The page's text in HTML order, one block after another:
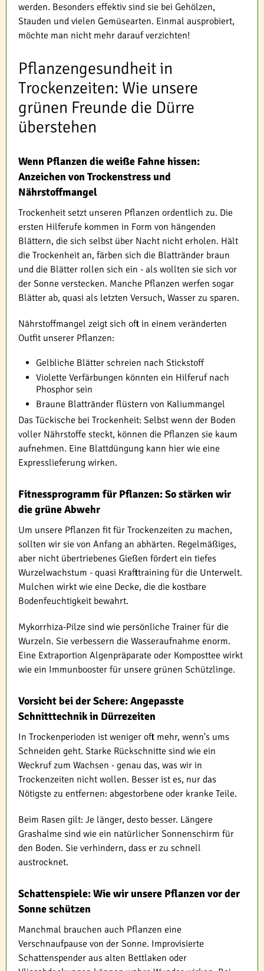
werden. Besonders effektiv sind sie bei Gehölzen,
Stauden und vielen Gemüsearten. Einmal ausprobiert,
möchte man nicht mehr darauf verzichten!
Pflanzengesundheit in
Trockenzeiten: Wie unsere
grünen Freunde die Dürre
überstehen
Wenn Pflanzen die weiße Fahne hissen:
Anzeichen von Trockenstress und
Nährstoffmangel
Trockenheit setzt unseren Pflanzen ordentlich zu. Die
ersten Hilferufe kommen in Form von hängenden
Blättern, die sich selbst über Nacht nicht erholen. Hält
die Trockenheit an, färben sich die Blattränder braun
und die Blätter rollen sich ein - als wollten sie sich vor
der Sonne verstecken. Manche Pflanzen werfen sogar
Blätter ab, quasi als letzten Versuch, Wasser zu sparen.
Nährstoffmangel zeigt sich oft in einem veränderten
Outfit unserer Pflanzen:
Gelbliche Blätter schreien nach Stickstoff
Violette Verfärbungen könnten ein Hilferuf nach
Phosphor sein
Braune Blattränder flüstern von Kaliummangel
Das Tückische bei Trockenheit: Selbst wenn der Boden
voller Nährstoffe steckt, können die Pflanzen sie kaum
aufnehmen. Eine Blattdüngung kann hier wie eine
Expresslieferung wirken.
Fitnessprogramm für Pflanzen: So stärken wir
die grüne Abwehr
Um unsere Pflanzen fit für Trockenzeiten zu machen,
sollten wir sie von Anfang an abhärten. Regelmäßiges,
aber nicht übertriebenes Gießen fördert ein tiefes
Wurzelwachstum - quasi Krafttraining für die Unterwelt.
Mulchen wirkt wie eine Decke, die die kostbare
Bodenfeuchtigkeit bewahrt.
Mykorrhiza-Pilze sind wie persönliche Trainer für die
Wurzeln. Sie verbessern die Wasseraufnahme enorm.
Eine Extraportion Algenpräparate oder Komposttee wirkt
wie ein Immunbooster für unsere grünen Schützlinge.
Vorsicht bei der Schere: Angepasste
Schnitttechnik in Dürrezeiten
In Trockenperioden ist weniger oft mehr, wenn's ums
Schneiden geht. Starke Rückschnitte sind wie ein
Weckruf zum Wachsen - genau das, was wir in
Trockenzeiten nicht wollen. Besser ist es, nur das
Nötigste zu entfernen: abgestorbene oder kranke Teile.
Beim Rasen gilt: Je länger, desto besser. Längere
Grashalme sind wie ein natürlicher Sonnenschirm für
den Boden. Sie verhindern, dass er zu schnell
austrocknet.
Schattenspiele: Wie wir unsere Pflanzen vor der
Sonne schützen
Manchmal brauchen auch Pflanzen eine
Verschnaufpause von der Sonne. Improvisierte
Schattenspender aus alten Bettlaken oder